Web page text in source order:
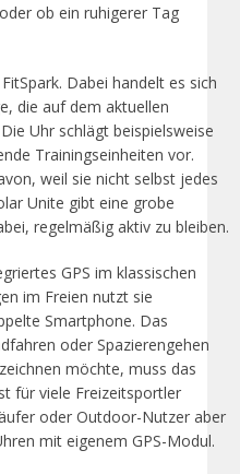
ob ein ruhigerer Tag
Dabei handelt es sich
die auf dem aktuellen
Uhr schlägt beispielsweise
Trainingseinheiten vor.
weil sie nicht selbst jedes
Unite gibt eine grobe
regelmäßig aktiv zu bleiben.
GPS im klassischen
im Freien nutzt sie
Smartphone. Das
oder Spazierengehen
möchte, muss das
für viele Freizeitsportler
oder Outdoor-Nutzer aber
mit eigenem GPS-Modul.